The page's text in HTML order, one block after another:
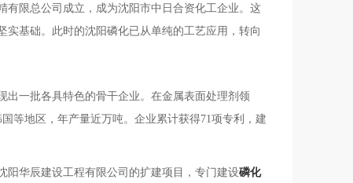
限总公司成立，成为沈阳市中日合资化工企业。这
基础。此时的沈阳磷化已从单纯的工艺应用，转向
一批各具特色的骨干企业。在金属表面处理剂领
等地区，年产量近万吨。企业累计获得71项专利，建
阳华辰建设工程有限公司的扩建项目，专门建设磷化